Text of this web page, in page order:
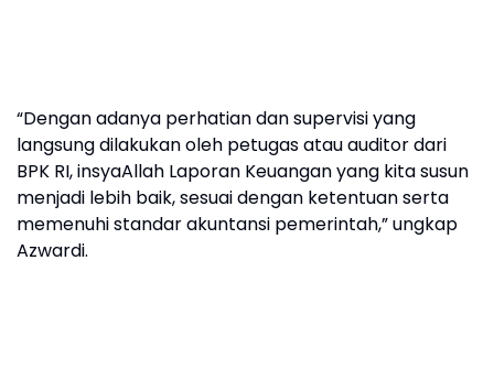
“Dengan adanya perhatian dan supervisi yang
langsung dilakukan oleh petugas atau auditor dari
BPK RI, insyaAllah Laporan Keuangan yang kita susun
menjadi lebih baik, sesuai dengan ketentuan serta
memenuhi standar akuntansi pemerintah,” ungkap
Azwardi.